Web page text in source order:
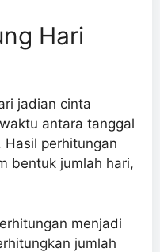
Hari
jadian cinta
antara tanggal
perhitungan
bentuk jumlah hari,
menjadi
jumlah